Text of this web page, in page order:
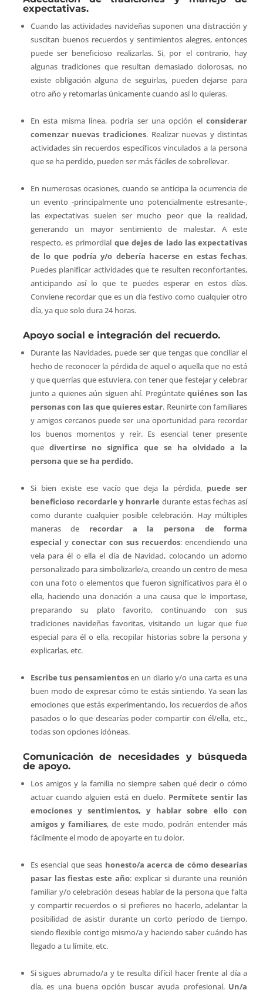
expectativas.
Cuando las actividades navideñas suponen una distracción y
suscitan buenos recuerdos y sentimientos alegres, entonces
puede ser beneficioso realizarlas. Si, por el contrario, hay
algunas tradiciones que resultan demasiado dolorosas, no
existe obligación alguna de seguirlas, pueden dejarse para
otro año y retomarlas únicamente cuando así lo quieras.
En esta misma línea, podría ser una opción elconsiderar
comenzar nuevas tradiciones. Realizar nuevas y distintas
actividades sin recuerdos específicos vinculados a la persona
que se ha perdido, pueden ser más fáciles de sobrellevar.
En numerosas ocasiones, cuando se anticipa la ocurrencia de
un evento -principalmente uno potencialmente estresante-,
las expectativas suelen ser mucho peor que la realidad,
generando un mayor sentimiento de malestar. A este
respecto, es primordial que dejes de lado las expectativas
de lo que podría y/o debería hacerse en estas fechas.
Puedes planificar actividades que te resulten reconfortantes,
anticipando así lo que te puedes esperar en estos días.
Conviene recordar que es un día festivo como cualquier otro
día, ya que solo dura 24 horas.
Apoyo social e integración del recuerdo.
Durante las Navidades, puede ser que tengas que conciliar el
hecho de reconocer la pérdida de aquel o aquella que no está
y que querrías que estuviera, con tener que festejar y celebrar
junto a quienes aún siguen ahí. Pregúntatequiénes son las
personas con las que quieres estar. Reunirte con familiares
y amigos cercanos puede ser una oportunidad para recordar
los buenos momentos y reír. Es esencial tener presente
que divertirse no significa que se ha olvidado a la
persona que se ha perdido.
Si bien existe ese vacío que deja la pérdida, puede ser
beneficioso recordarle y honrarle durante estas fechas así
como durante cualquier posible celebración. Hay múltiples
maneras de recordar a la persona de forma
especial y conectar con sus recuerdos: encendiendo una
vela para él o ella el día de Navidad, colocando un adorno
personalizado para simbolizarle/a, creando un centro de mesa
con una foto o elementos que fueron significativos para él o
ella, haciendo una donación a una causa que le importase,
preparando su plato favorito, continuando con sus
tradiciones navideñas favoritas, visitando un lugar que fue
especial para él o ella, recopilar historias sobre la persona y
explicarlas, etc.
Escribe tus pensamientosen un diario y/o una carta es una
buen modo de expresar cómo te estás sintiendo. Ya sean las
emociones que estás experimentando, los recuerdos de años
pasados o lo que desearías poder compartir con él/ella, etc.,
todas son opciones idóneas.
Comunicación de necesidades y búsqueda
de apoyo.
Los amigos y la familia no siempre saben qué decir o cómo
actuar cuando alguien está en duelo. Permítete sentir las
emociones y sentimientos, y hablar sobre ello con
amigos y familiares, de este modo, podrán entender más
fácilmente el modo de apoyarte en tu dolor.
Es esencial que seas honesto/a acerca de cómo desearías
pasar las fiestas este año: explicar si durante una reunión
familiar y/o celebración deseas hablar de la persona que falta
y compartir recuerdos o si prefieres no hacerlo, adelantar la
posibilidad de asistir durante un corto período de tiempo,
siendo flexible contigo mismo/a y haciendo saber cuándo has
llegado a tu límite, etc.
Si sigues abrumado/a y te resulta difícil hacer frente al día a
día, es una buena opción buscar ayuda profesional. Un/a